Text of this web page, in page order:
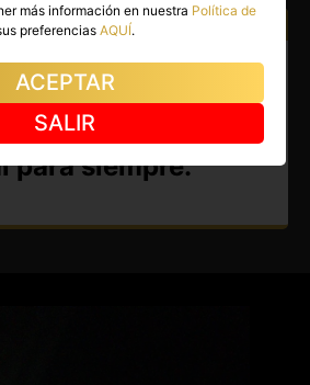
Hombres Mujeres Parejas
Puerto de Santa
ganas de ser
encontar una
para siempre.
más información en nuestra Política de
preferenciasAQUÍ.
ACEPTAR
SALIR